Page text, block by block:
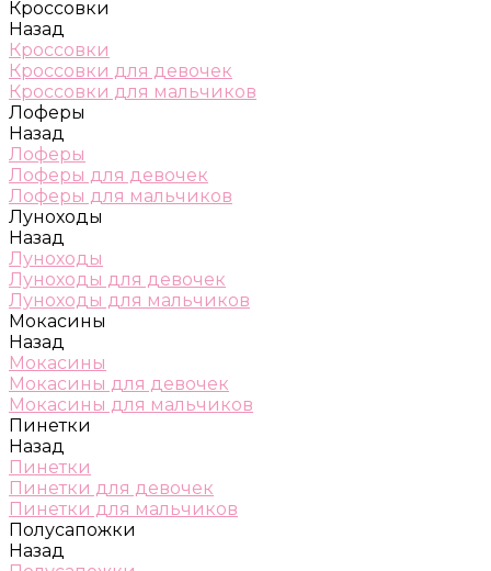
Кроссовки
Назад
Кроссовки
Кроссовки для девочек
Кроссовки для мальчиков
Лоферы
Назад
Лоферы
Лоферы для девочек
Лоферы для мальчиков
Луноходы
Назад
Луноходы
Луноходы для девочек
Луноходы для мальчиков
Мокасины
Назад
Мокасины
Мокасины для девочек
Мокасины для мальчиков
Пинетки
Назад
Пинетки
Пинетки для девочек
Пинетки для мальчиков
Полусапожки
Назад